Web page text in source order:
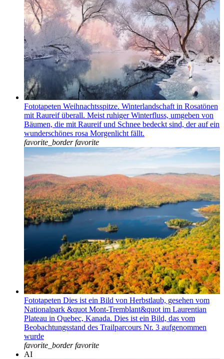
Fototapeten Weihnachtsspitze. Winterlandschaft in Rosatönen
mit Raureif überall. Meist ruhiger Winterfluss, umgeben von
Bäumen, die mit Raureif und Schnee bedeckt sind, der auf ein
wunderschönes rosa Morgenlicht fällt.
favorite_border favorite
Fototapeten Dies ist ein Bild von Herbstlaub, gesehen vom
Nationalpark &quot Mont-Tremblant&quot im Laurentian
Plateau in Quebec, Kanada. Dies ist ein Bild, das vom
Beobachtungsstand des Trailparcours Nr. 3 aufgenommen
wurde
favorite_border favorite
AI